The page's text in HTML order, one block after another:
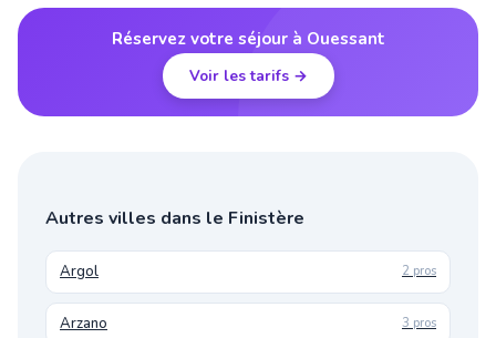
Réservez votre séjour à Ouessant
Voir les tarifs →
Autres villes dans le Finistère
Argol 2 pros
Arzano 3 pros